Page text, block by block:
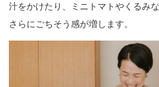
汁をかけたり、ミニトマトやくるみ
さらにごちそう感が増します。